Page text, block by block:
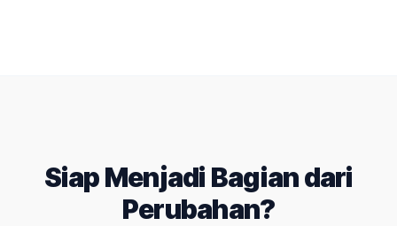
Siap Menjadi Bagian dari
Perubahan?